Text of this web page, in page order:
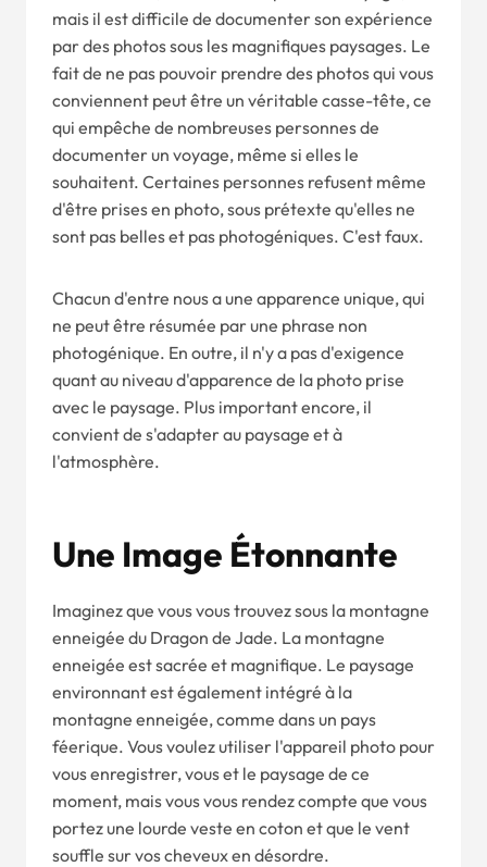
mais il est difficile de documenter son expérience
par des photos sous les magnifiques paysages. Le
fait de ne pas pouvoir prendre des photos qui vous
conviennent peut être un véritable casse-tête, ce
qui empêche de nombreuses personnes de
documenter un voyage, même si elles le
souhaitent. Certaines personnes refusent même
d'être prises en photo, sous prétexte qu'elles ne
sont pas belles et pas photogéniques. C'est faux.
Chacun d'entre nous a une apparence unique, qui
ne peut être résumée par une phrase non
photogénique. En outre, il n'y a pas d'exigence
quant au niveau d'apparence de la photo prise
avec le paysage. Plus important encore, il
convient de s'adapter au paysage et à
l'atmosphère.
Une Image Étonnante
Imaginez que vous vous trouvez sous la montagne
enneigée du Dragon de Jade. La montagne
enneigée est sacrée et magnifique. Le paysage
environnant est également intégré à la
montagne enneigée, comme dans un pays
féerique. Vous voulez utiliser l'appareil photo pour
vous enregistrer, vous et le paysage de ce
moment, mais vous vous rendez compte que vous
portez une lourde veste en coton et que le vent
souffle sur vos cheveux en désordre.